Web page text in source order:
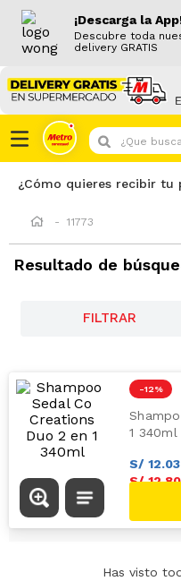
¡Descarga la
Descubre toda
delivery GRATIS
¿Que buscas
¿Cómo quieres recibir tu
11773
Resultado de
FILTRAR
-12 %
1 340ml
S/ 12.03
S/ 12.80
Has visto